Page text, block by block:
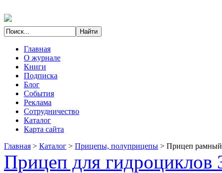
Главная
О журнале
Книги
Подписка
Блог
События
Реклама
Сотрудничество
Каталог
Карта сайта
Главная > Каталог > Прицепы, полуприцепы > Прицеп рамный
Прицеп для гидроциклов